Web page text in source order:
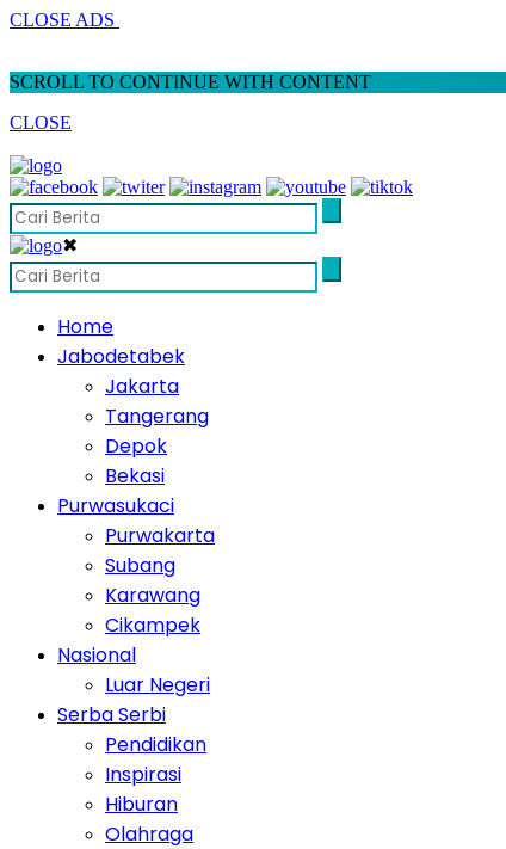
CLOSE ADS
SCROLL TO CONTINUE WITH CONTENT
CLOSE
✖
Home
Jabodetabek
Jakarta
Tangerang
Depok
Bekasi
Purwasukaci
Purwakarta
Subang
Karawang
Cikampek
Nasional
Luar Negeri
Serba Serbi
Pendidikan
Inspirasi
Hiburan
Olahraga